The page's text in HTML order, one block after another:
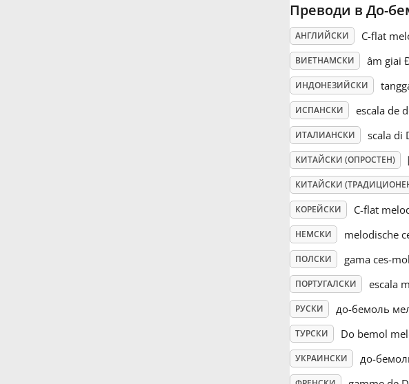
Преводи в До-
АНГЛИЙСКИ C-flat
ВИЕТНАМСКИ âm giai
ИНДОНЕЗИЙСКИ
ИСПАНСКИ escala de
ИТАЛИАНСКИ scala di
КИТАЙСКИ (ОПРОСТЕН)
КИТАЙСКИ
КОРЕЙСКИ C-flat
НЕМСКИ melodische
ПОЛСКИ gama ces-
ПОРТУГАЛСКИ escala
РУСКИ до-бемоль
ТУРСКИ Do bemol
УКРАИНСКИ до-